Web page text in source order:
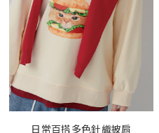
日常百搭多色針織披肩